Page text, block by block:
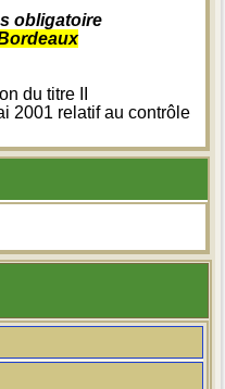
obligatoire
du titre II
2001 relatif au contrôle